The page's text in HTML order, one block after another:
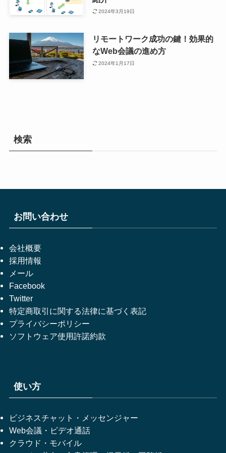
2024年3月19日
リモートワーク成功の鍵！効果的
なWeb会議の進め方
2024年1月17日
検索
お問い合わせ
会社概要
採用情報
メール
Facebook
Twitter
特定商取引に関する法律に基づく表記
プライバシーポリシー
ソフトウェア使用許諾約款
使い方
ビジネスチャット・メッセンジャー
Web会議・ビデオ通話
クラウド・モバイル